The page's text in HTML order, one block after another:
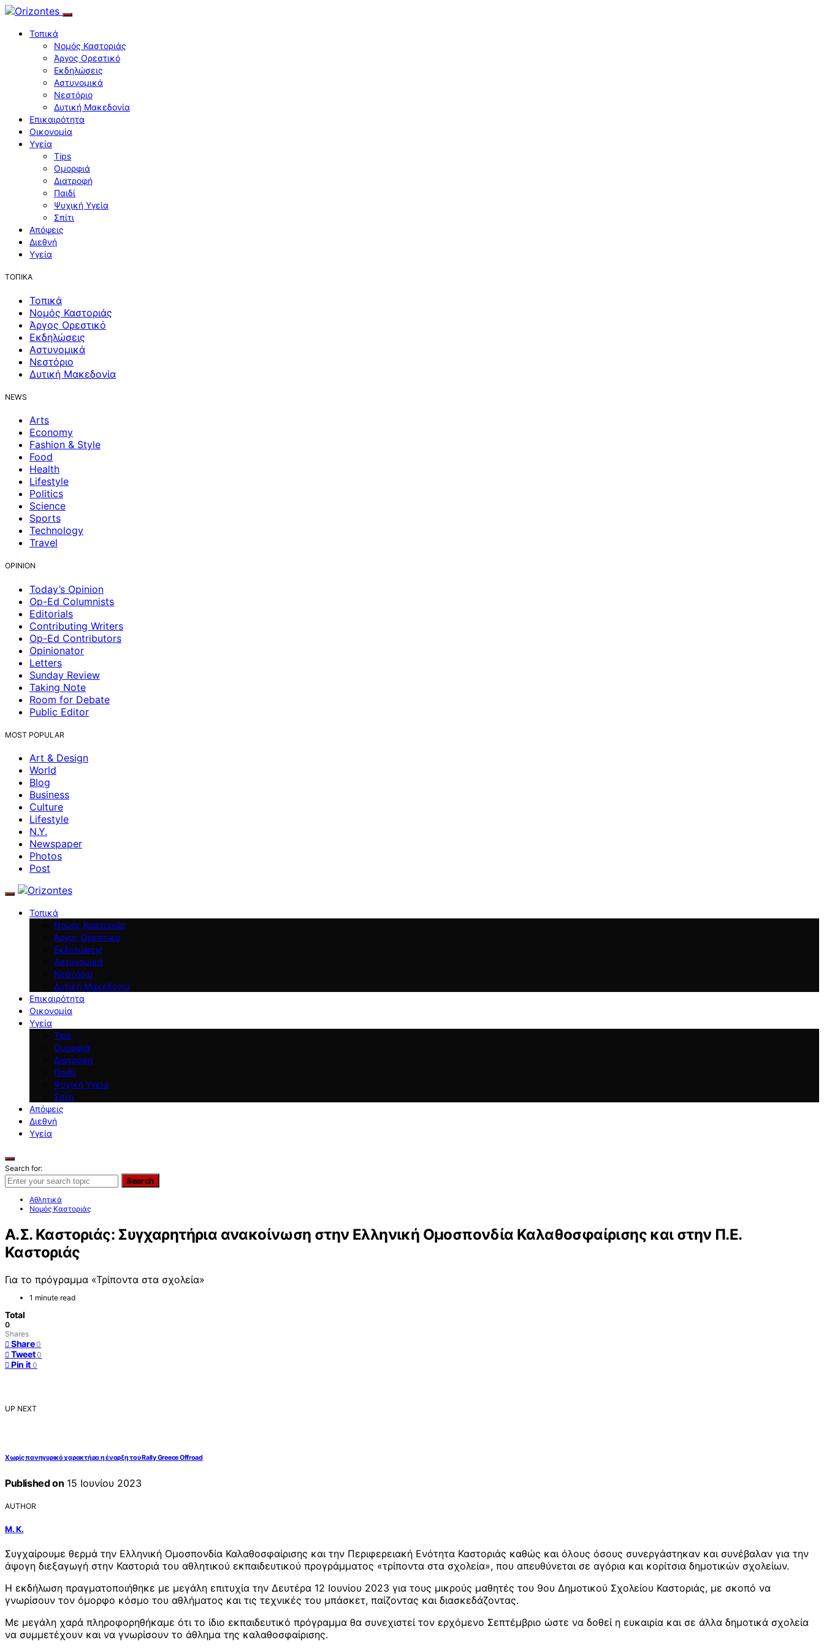
Τοπικά
Νομός Καστοριάς
Άργος Ορεστικό
Εκδηλώσεις
Αστυνομικά
Νεστόριο
Δυτική Μακεδονία
Επικαιρότητα
Οικονομία
Υγεία
Tips
Ομορφιά
Διατροφή
Παιδί
Ψυχική Υγεία
Σπίτι
Απόψεις
Διεθνή
Υγεία
ΤΟΠΙΚΑ
Τοπικά
Νομός Καστοριάς
Άργος Ορεστικό
Εκδηλώσεις
Αστυνομικά
Νεστόριο
Δυτική Μακεδονία
NEWS
Arts
Economy
Fashion & Style
Food
Health
Lifestyle
Politics
Science
Sports
Technology
Travel
OPINION
Today’s Opinion
Op-Ed Columnists
Editorials
Contributing Writers
Op-Ed Contributors
Opinionator
Letters
Sunday Review
Taking Note
Room for Debate
Public Editor
MOST POPULAR
Art & Design
World
Blog
Business
Culture
Lifestyle
N.Y.
Newspaper
Photos
Post
Τοπικά
Νομός Καστοριάς
Άργος Ορεστικό
Εκδηλώσεις
Αστυνομικά
Νεστόριο
Δυτική Μακεδονία
Επικαιρότητα
Οικονομία
Υγεία
Tips
Ομορφιά
Διατροφή
Παιδί
Ψυχική Υγεία
Σπίτι
Απόψεις
Διεθνή
Υγεία
Search for:
Search
Αθλητικά
Νομός Καστοριάς
Α.Σ. Καστοριάς: Συγχαρητήρια ανακοίνωση στην Ελληνική Ομοσπονδία Καλαθοσφαίρισης και στην Π.Ε.
Καστοριάς
Για το πρόγραμμα «Τρίποντα στα σχολεία»
1 minute read
Total
0
Shares
Share 0
Tweet 0
Pin it 0
UP NEXT
Χωρίς πανηγυρικό χαρακτήρα η έναρξη του Rally Greece Offroad
Published on 15 Ιουνίου 2023
AUTHOR
Μ. Κ.
Συγχαίρουμε θερμά την Ελληνική Ομοσπονδία Καλαθοσφαίρισης και την Περιφερειακή Ενότητα Καστοριάς καθώς και όλους όσους συνεργάστηκαν και συνέβαλαν για την
άψογη διεξαγωγή στην Καστοριά του αθλητικού εκπαιδευτικού προγράμματος «τρίποντα στα σχολεία», που απευθύνεται σε αγόρια και κορίτσια δημοτικών σχολείων.
Η εκδήλωση πραγματοποιήθηκε με μεγάλη επιτυχία την Δευτέρα 12 Ιουνίου 2023 για τους μικρούς μαθητές του 9ου Δημοτικού Σχολείου Καστοριάς, με σκοπό να
γνωρίσουν τον όμορφο κόσμο του αθλήματος και τις τεχνικές του μπάσκετ, παίζοντας και διασκεδάζοντας.
Με μεγάλη χαρά πληροφορηθήκαμε ότι το ίδιο εκπαιδευτικό πρόγραμμα θα συνεχιστεί τον ερχόμενο Σεπτέμβριο ώστε να δοθεί η ευκαιρία και σε άλλα δημοτικά σχολεία
να συμμετέχουν και να γνωρίσουν το άθλημα της καλαθοσφαίρισης.